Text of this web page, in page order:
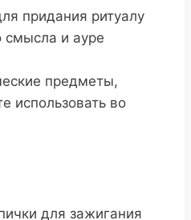
придания ритуалу
смысла и ауре
предметы,
использовать во
для зажигания